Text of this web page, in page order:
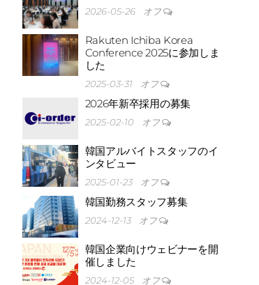
2026-05-26 オフ
Rakuten Ichiba Korea
Conference 2025に参加しま
した
2025-03-31 オフ
2026年新卒採用の募集
2025-02-10 オフ
韓国アルバイトスタッフのイ
ンタビュー
2025-01-23 オフ
韓国勤務スタッフ募集
2024-12-13 オフ
韓国企業向けウェビナーを開
催しました
2024-12-05 オフ